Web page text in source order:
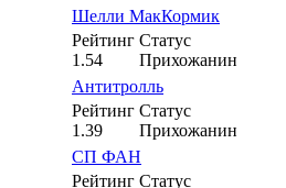
Шелли МакКормик
Рейтинг
1.54
Статус
Прихожанин
Антитролль
Рейтинг
1.39
Статус
Прихожанин
СП ФАН
Рейтинг Статус